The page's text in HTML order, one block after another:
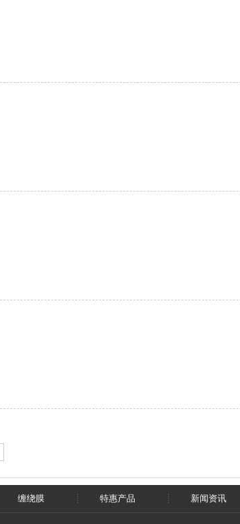
缠绕膜 特惠产品 新闻资讯